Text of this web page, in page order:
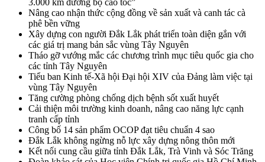
3.000 km đường bộ cao tốc”
Nâng cao nhận thức cộng đồng về sản xuất và canh tác cà
phê bền vững
Xây dựng con người Đắk Lắk phát triển toàn diện gắn với
các giá trị mang bản sắc vùng Tây Nguyên
Tháo gỡ vướng mắc các chương trình mục tiêu quốc gia cho
các tỉnh Tây Nguyên
Tiểu ban Kinh tế-Xã hội Đại hội XIV của Đảng làm việc tại
vùng Tây Nguyên
Tăng cường phòng chống dịch bệnh sốt xuất huyết
Cải thiện môi trường kinh doanh, nâng cao năng lực cạnh
tranh cấp tỉnh
Công bố 14 sản phẩm OCOP đạt tiêu chuẩn 4 sao
Đắk Lắk không ngừng nỗ lực xây dựng nông thôn mới
Kết nối cung cầu giữa tỉnh Đắk Lắk, Trà Vinh và Sóc Trăng